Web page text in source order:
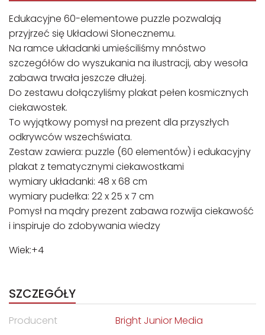
Edukacyjne 60-elementowe puzzle pozwalają
przyjrzeć się Układowi Słonecznemu.
Na ramce układanki umieściliśmy mnóstwo
szczegółów do wyszukania na ilustracji, aby wesoła
zabawa trwała jeszcze dłużej.
Do zestawu dołączyliśmy plakat pełen kosmicznych
ciekawostek.
To wyjątkowy pomysł na prezent dla przyszłych
odkrywców wszechświata.
Zestaw zawiera: puzzle (60 elementów) i edukacyjny
plakat z tematycznymi ciekawostkami
wymiary układanki: 48 x 68 cm
wymiary pudełka: 22 x 25 x 7 cm
Pomysł na mądry prezent zabawa rozwija ciekawość
i inspiruje do zdobywania wiedzy
Wiek:+4
SZCZEGÓŁY
Producent
Bright Junior Media